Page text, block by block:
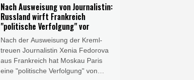
Nach Ausweisung von Journalistin:
Russland wirft Frankreich
"politische Verfolgung" vor
Nach der Ausweisung der Kreml-
treuen Journalistin Xenia Fedorova
aus Frankreich hat Moskau Paris
eine "politische Verfolgung" von